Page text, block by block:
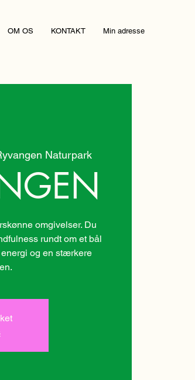
OM OS KONTAKT Min adresse
Naturpark
omgivelser. Du
rundt om et bål
og en stærkere